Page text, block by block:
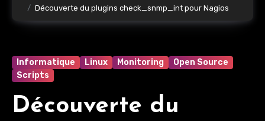
Découverte du plugins check_snmp_int pour Nagios
Informatique Linux Monitoring
Open Source
Scripts
Découverte du